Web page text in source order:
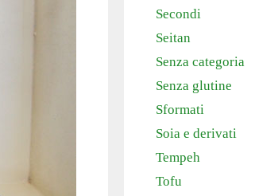
Secondi
Seitan
Senza categoria
Senza glutine
Sformati
Soia e derivati
Tempeh
Tofu